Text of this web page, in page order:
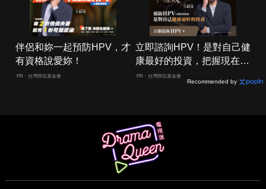
伴侶和妳一起預防HPV，才
有資格說愛妳！
PR・台灣癌症基金會
立即諮詢HPV！是對自己健
康最好的投資，把握現在不
嫌晚！
PR・台灣癌症基金會
Recommended by